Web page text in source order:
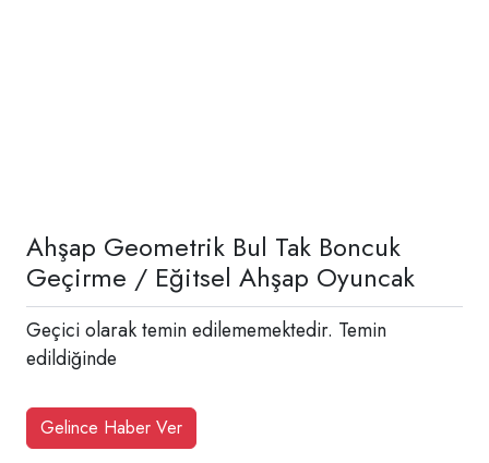
Ahşap Geometrik Bul Tak Boncuk
Geçirme / Eğitsel Ahşap Oyuncak
Geçici olarak temin edilememektedir. Temin
edildiğinde
Gelince Haber Ver